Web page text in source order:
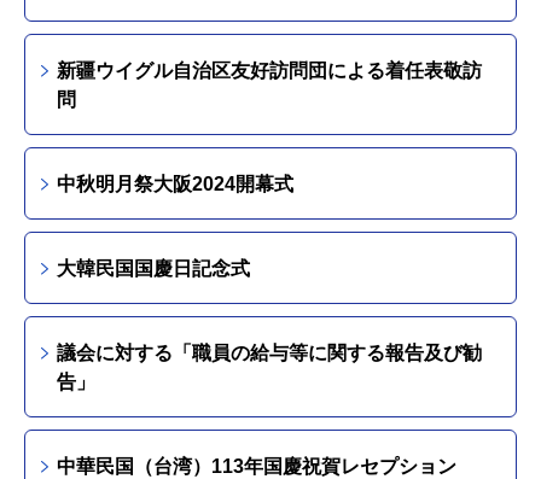
新疆ウイグル自治区友好訪問団による着任表敬訪
問
中秋明月祭大阪2024開幕式
大韓民国国慶日記念式
議会に対する「職員の給与等に関する報告及び勧
告」
中華民国（台湾）113年国慶祝賀レセプション